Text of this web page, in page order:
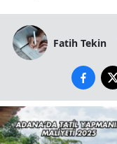
Fatih Tekin